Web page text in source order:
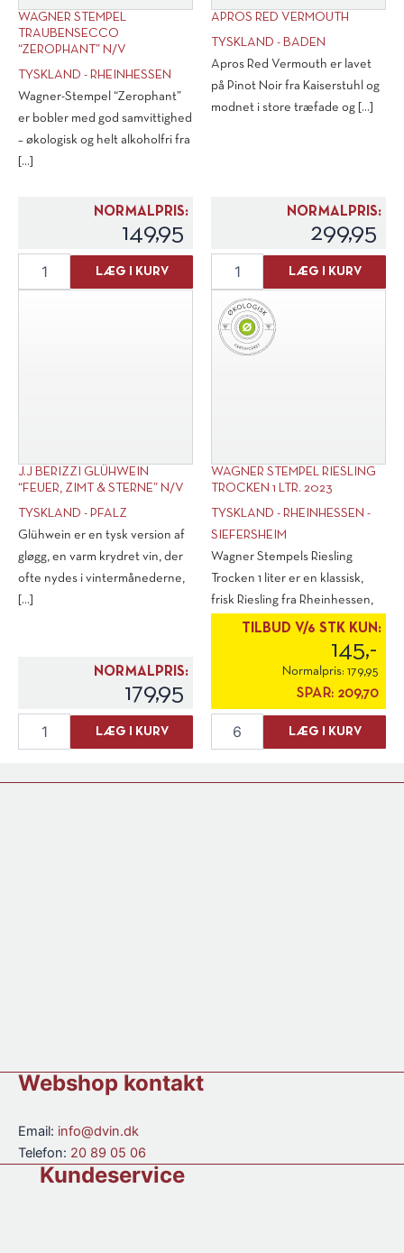
WAGNER STEMPEL
TRAUBENSECCO
“ZEROPHANT” N/V
TYSKLAND - RHEINHESSEN
Wagner-Stempel “Zerophant”
er bobler med god samvittighed
– økologisk og helt alkoholfri fra
[...]
NORMALPRIS:
149,95
Stempel
LÆG I KURV
APROS RED VERMOUTH
TYSKLAND - BADEN
Apros Red Vermouth er lavet
på Pinot Noir fra Kaiserstuhl og
modnet i store træfade og [...]
NORMALPRIS:
299,95
Vermouth
antal
LÆG I KURV
J.J BERIZZI GLÜHWEIN
“FEUER, ZIMT & STERNE” N/V
TYSKLAND - PFALZ
Glühwein er en tysk version af
gløgg, en varm krydret vin, der
ofte nydes i vintermånederne,
[...]
NORMALPRIS:
179,95
Berizzi
LÆG I KURV
WAGNER STEMPEL RIESLING
TROCKEN 1 LTR. 2023
TYSKLAND - RHEINHESSEN -
SIEFERSHEIM
Wagner Stempels Riesling
Trocken 1 liter er en klassisk,
frisk Riesling fra Rheinhessen,
med [...]
TILBUD V/6 STK KUN:
145,-
Normalpris: 179,95
SPAR: 209,70
Stempel
LÆG I KURV
Webshop kontakt
Email: info@dvin.dk
Telefon: 20 89 05 06
Kundeservice